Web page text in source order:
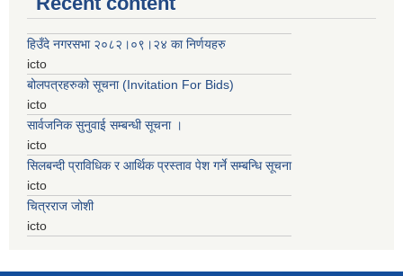
हिउँदे नगरसभा २०८२।०९।२४ का निर्णयहरु
icto
बोलपत्रहरुको सूचना (Invitation For Bids)
icto
सार्वजनिक सुनुवाई सम्बन्धी सूचना ।
icto
सिलबन्दी प्राविधिक र आर्थिक प्रस्ताव पेश गर्ने सम्बन्धि सूचना
icto
चित्रराज जोशी
icto